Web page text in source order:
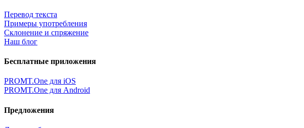
Перевод текста
Примеры употребления
Склонение и спряжение
Наш блог
Бесплатные приложения
PROMT.One для iOS
PROMT.One для Android
Предложения